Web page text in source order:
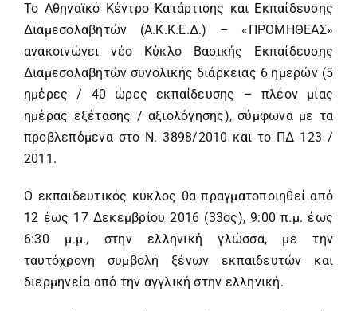
To Αθηναϊκό Κέντρο Κατάρτισης και Εκπαίδευσης
Διαμεσολαβητών (Α.Κ.Κ.Ε.Δ.) – «ΠΡΟΜΗΘΕΑΣ»
ανακοινώνει νέο Κύκλο Βασικής Εκπαίδευσης
Διαμεσολαβητών συνολικής διάρκειας 6 ημερών (5
ημέρες / 40 ώρες εκπαίδευσης – πλέον μίας
ημέρας εξέτασης / αξιολόγησης), σύμφωνα με τα
προβλεπόμενα στο Ν. 3898/2010 και το ΠΔ 123 /
2011.
Ο εκπαιδευτικός κύκλος θα πραγματοποιηθεί από
12 έως 17 Δεκεμβρίου 2016 (33ος), 9:00 π.μ. έως
6:30 μ.μ., στην ελληνική γλώσσα, με την
ταυτόχρονη συμβολή ξένων εκπαιδευτών και
διερμηνεία από την αγγλική στην ελληνική.